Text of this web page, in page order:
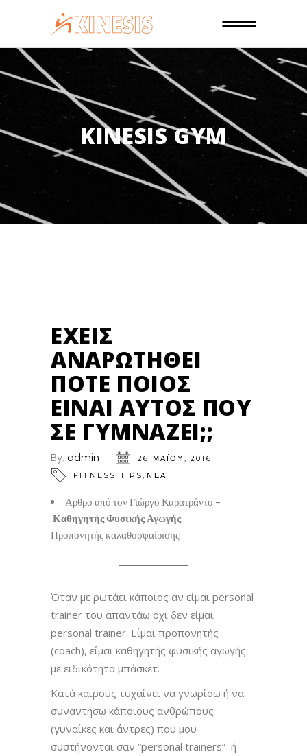
KINESIS GYM
ΈΧΕΙΣ
ΑΝΑΡΩΤΗΘΕΊ
ΠΟΤΈ ΠΟΙΟΣ
ΕΊΝΑΙ ΑΥΤΌΣ ΠΟΥ
ΣΕ ΓΥΜΝΆΖΕΙ;;
By: admin
26 ΜΑΪ́ΟΥ, 2016
FITNESS TIPS,ΝΕΑ
Άρθρο από τον Γιώργο Καρατράντο –
Καθηγητής Φυσικής Αγωγής
Προπονητής καλαθοσφαίρισης
Όταν με ρωτάει κάποιος αν είμαι personal
trainer του απαντάω όχι δεν είμαι
personal trainer. Eίμαι προπονητής
(coach), είμαι καθηγητής φυσικής αγωγής
με ειδικότητα μπάσκετ.
Κατά καιρούς τυχαίνει να γνωρίσω ή να
συναντήσω κάποιους ανθρώπους
(γυναίκες και άντρες) που μου
συστήνονται σαν “personal trainers” ή